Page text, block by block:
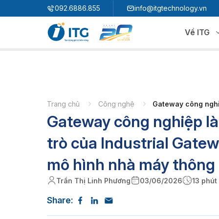
092.6886.855 info@itgtechnology.vn
Về ITG
Giải pháp quản trị hoạch định nguồn lực
3S i​FACTORY
Giải pháp nhà máy thông minh
3S WMS
3S MES
3S MMS
3S EMS
3S F-INSIGHT
Trang chủ Công nghệ Gateway công
Gateway công nghiệp
trò của Industrial
mô hình nhà máy thông
Trần Thị Linh Phương 03/06/2026 13 phút
Share: